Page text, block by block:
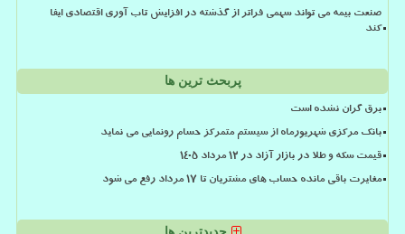
صنعت بیمه می تواند سهمی فراتر از گذشته در افزایش تاب آوری اقتصادی ایفا
کند
پربحث ترین ها
برق گران نشده است
بانک مرکزی شهریورماه از سیستم متمرکز حسام رونمایی می نماید
قیمت سکه و طلا در بازار آزاد در ۱۲ مرداد ۱۴۰۵
مغایرت باقی مانده حساب های مشتریان تا 17 مرداد رفع می شود